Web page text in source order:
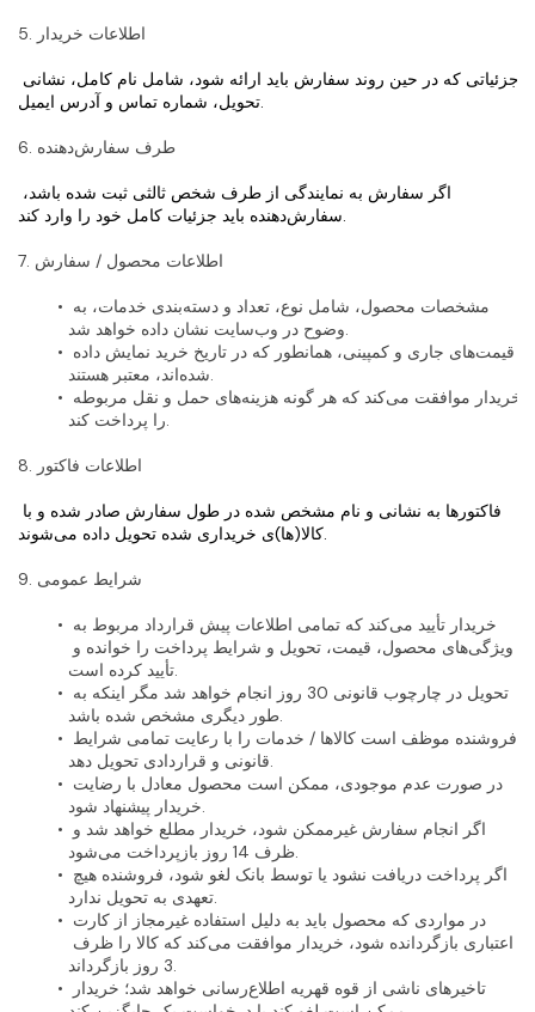
5. اطلاعات خریدار
تحویل، شماره تماس و آدرس ایمیل.
6. طرف سفارش‌دهنده
سفارش‌دهنده باید جزئیات کامل خود را وارد کند.
7. اطلاعات محصول / سفارش
وضوح در وب‌سایت نشان داده خواهد شد.
شده‌اند، معتبر هستند.
را پرداخت کند.
8. اطلاعات فاکتور
کالا(ها)ی خریداری شده تحویل داده می‌شوند.
9. شرایط عمومی
تأیید کرده است.
طور دیگری مشخص شده باشد.
قانونی و قراردادی تحویل دهد.
خریدار پیشنهاد شود.
ظرف 14 روز بازپرداخت می‌شود.
تعهدی به تحویل ندارد.
3 روز بازگرداند.